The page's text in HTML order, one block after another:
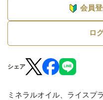
会員登
ロ
シェア
ミネラルオイル、ライスプ